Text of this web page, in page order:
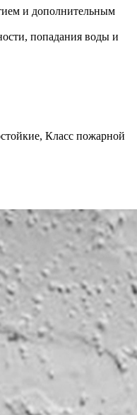
и дополнительным
попадания воды и
Класс пожарной